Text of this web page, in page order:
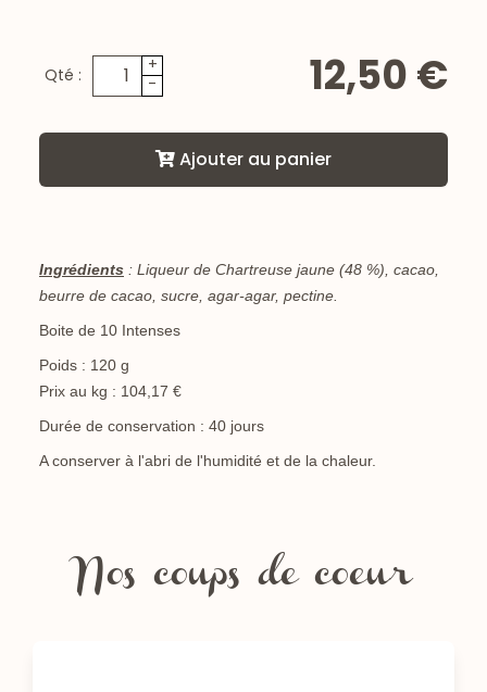
Qté :
+
-
12,50 €
Ajouter au panier
Ingrédients : Liqueur de Chartreuse jaune (48 %), cacao,
beurre de cacao, sucre, agar-agar, pectine.
Boite de 10 Intenses
Poids : 120 g
Prix au kg : 104,17 €
Durée de conservation : 40 jours
A conserver à l'abri de l'humidité et de la chaleur.
Nos coups de coeur